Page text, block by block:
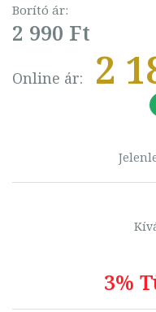
Borító ár:
2 990 Ft
Online ár: 2
3%